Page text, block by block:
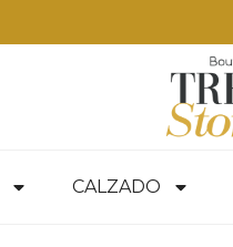
CALZADO